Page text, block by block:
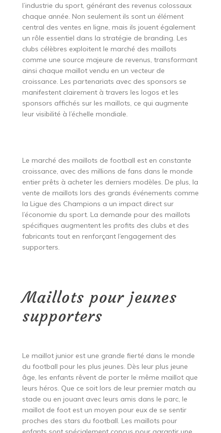
l’industrie du sport, générant des revenus colossaux
chaque année. Non seulement ils sont un élément
central des ventes en ligne, mais ils jouent également
un rôle essentiel dans la stratégie de branding. Les
clubs célèbres exploitent le marché des maillots
comme une source majeure de revenus, transformant
ainsi chaque maillot vendu en un vecteur de
croissance. Les partenariats avec des sponsors se
manifestent clairement à travers les logos et les
sponsors affichés sur les maillots, ce qui augmente
leur visibilité à l’échelle mondiale.
Le marché des maillots de football est en constante
croissance, avec des millions de fans dans le monde
entier prêts à acheter les derniers modèles. De plus, la
vente de maillots lors des grands événements comme
la Ligue des Champions a un impact direct sur
l’économie du sport. La demande pour des maillots
spécifiques augmentent les profits des clubs et des
fabricants tout en renforçant l’engagement des
supporters.
Maillots pour jeunes
supporters
Le maillot junior est une grande fierté dans le monde
du football pour les plus jeunes. Dès leur plus jeune
âge, les enfants rêvent de porter le même maillot que
leurs héros. Que ce soit lors de leur premier match au
stade ou en jouant avec leurs amis dans le parc, le
maillot de foot est un moyen pour eux de se sentir
proches des stars du football. Les maillots pour